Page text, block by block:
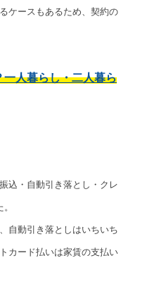
ケースもあるため、契約の
人暮らし・二人暮ら
込・自動引き落とし・クレ
自動引き落としはいちいち
カード払いは家賃の支払い